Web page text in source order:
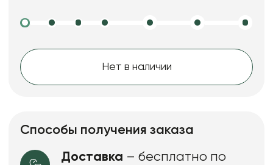
Нет в наличии
Способы получения заказа
Доставка – бесплатно по